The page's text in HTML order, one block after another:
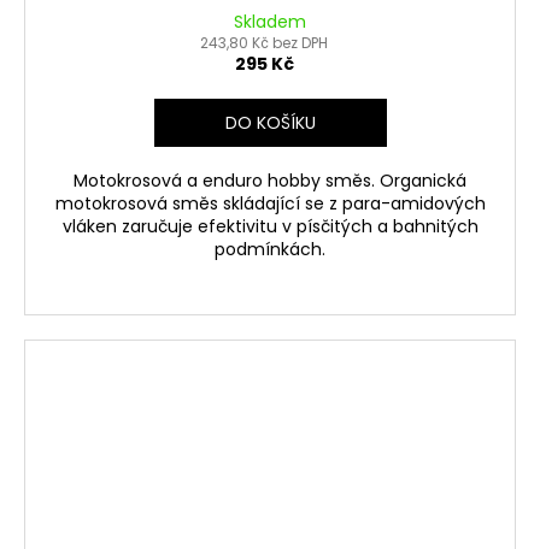
Skladem
243,80 Kč bez DPH
295 Kč
DO KOŠÍKU
Motokrosová a enduro hobby směs. Organická
motokrosová směs skládající se z para-amidových
vláken zaručuje efektivitu v písčitých a bahnitých
podmínkách.